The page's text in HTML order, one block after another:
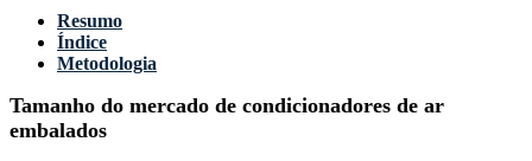
Resumo
Índice
Metodologia
Tamanho do mercado de condicionadores de ar
embalados